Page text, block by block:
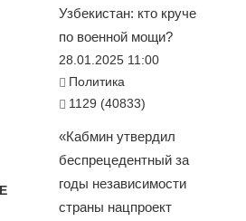
Узбекистан: кто круче
по военной мощи?
28.01.2025 11:00
Политика
1129 (40833)
«Кабмин утвердил
беспрецедентный за
годы независимости
страны нацпроект